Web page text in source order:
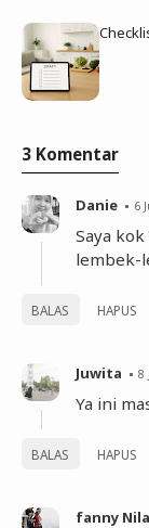
3 Komentar
Danie 6
Saya
lembek-
BALAS HAPUS
Juwita 8
Ya ini
BALAS HAPUS
fanny